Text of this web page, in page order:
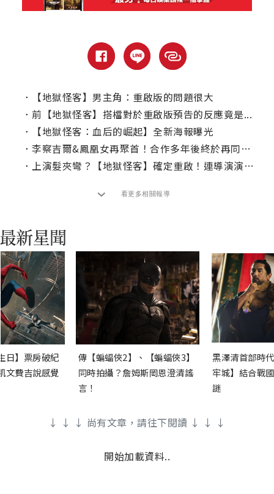
．
【地獄怪客】男主角：重啟版的問題很大
． 前【地獄怪客】搭檔對於重啟版預告的反應竟是...
．
【地獄怪客：血后的崛起】全新海報曝光
． 李察吉爾&鳳凰女再聚首！合作多年後終於再同框的演員
． 上演髮夾彎？【地獄怪客】確定重啟！連導演演員都找好了！
看更多相關報導
日】票房破紀
文費吉說感覺
傳【蝙蝠俠2】、【蝙蝠俠3】
同時拍攝？詹姆斯岡恩澄清謠
言！
黑澤清首部時
牢城】結合戰
謎
↓ ↓ ↓ 尚有文章，請往下閱讀 ↓ ↓ ↓
開始加載資料..